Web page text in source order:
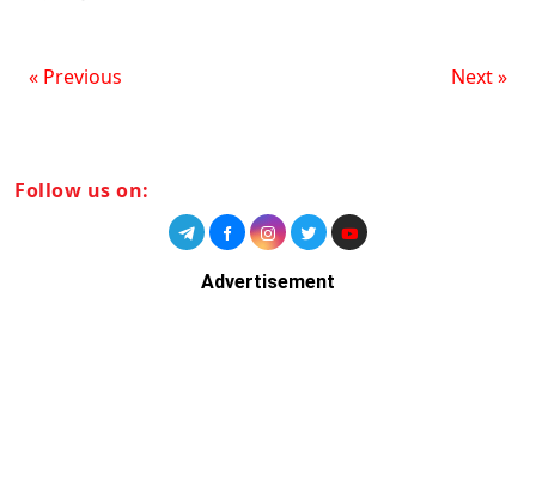
« Previous Next »
Follow us on:
Advertisement